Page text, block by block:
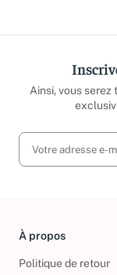
Ainsi, vous
À propos
Politique de retour